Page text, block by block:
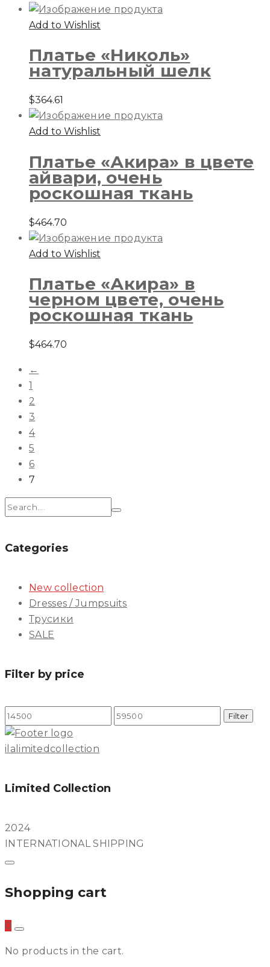
Add to Wishlist
Платье «Николь»
натуральный шелк
$364.61
Add to Wishlist
Платье «Акира» в цвете
айвари, очень
роскошная ткань
$464.70
Add to Wishlist
Платье «Акира» в
черном цвете, очень
роскошная ткань
$464.70
←
1
2
3
4
5
6
7
Search:
Categories
New collection
Dresses / Jumpsuits
Трусики
SALE
Filter by price
Min
price
Max
price
Filter
ilalimitedcollection
Limited Collection
2024
INTERNATIONAL SHIPPING
Shopping cart
0
No products in the cart.